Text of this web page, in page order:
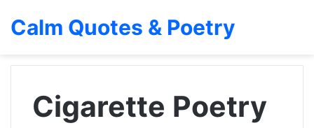
Calm Quotes & Poetry
Cigarette Poetry